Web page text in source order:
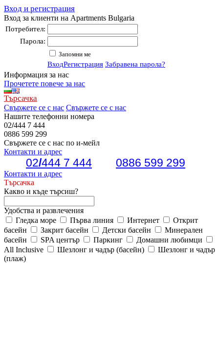
Вход и регистрация
Вход за клиенти на Apartments Bulgaria
Потребител:
Парола:
Запомни ме
ВходРегистрация Забравена парола?
Информация за нас
Прочетете повече за нас
Търсачка
Свържете се с нас Свържете се с нас
Нашите телефонни номера
02/444 7 444
0886 599 299
Свържете се с нас по и-мейл
Контакти и адрес
02/444 7 444 0886 599 299
Контакти и адрес
Търсачка
Какво и къде търсиш?
Удобства и развлечения
Гледка море
Първа линия Интернет
Открит
басейн
Закрит басейн Детски басейн
Минерален
басейн
SPA център Паркинг
Домашни любимци
All Inclusive
Шезлонг и чадър (басейн)
Шезлонг и чадър
(плаж)